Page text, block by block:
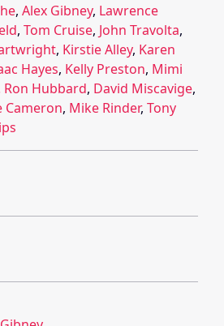
, Alex Gibney, Lawrence
, Tom Cruise, John Travolta,
, Kirstie Alley, Karen
Hayes, Kelly Preston, Mimi
Ron Hubbard, David Miscavige,
Cameron, Mike Rinder, Tony